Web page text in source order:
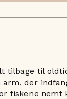
tilbage til
arm, der
fiskene nemt